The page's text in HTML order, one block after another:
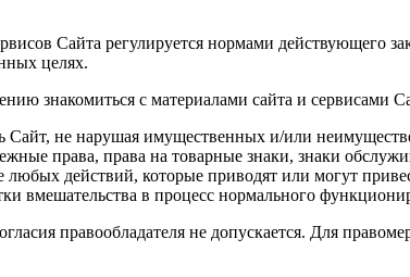
Сайта регулируется нормами действующего
целях.
знакомиться с материалами сайта и сервисами
Сайт, не нарушая имущественных и/или
права, права на товарные знаки, знаки
любых действий, которые приводят или могут
вмешательства в процесс нормального
правообладателя не допускается. Для